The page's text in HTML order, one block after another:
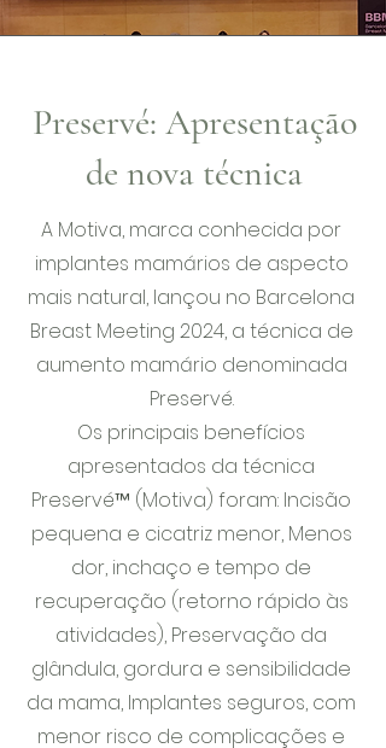
Preservé: Apresentação
de nova técnica
A Motiva, marca conhecida por
implantes mamários de aspecto
mais natural, lançou no Barcelona
Breast Meeting 2024, a técnica de
aumento mamário denominada
Preservé.
Os principais benefícios
apresentados da técnica
Preservé™ (Motiva) foram: Incisão
pequena e cicatriz menor, Menos
dor, inchaço e tempo de
recuperação (retorno rápido às
atividades), Preservação da
glândula, gordura e sensibilidade
da mama, Implantes seguros, com
menor risco de complicações e